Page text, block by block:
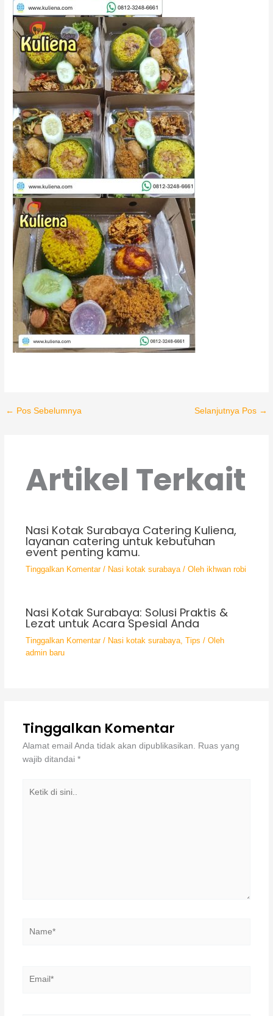
← Pos Sebelumnya Selanjutnya Pos →
Artikel Terkait
Nasi Kotak Surabaya Catering Kuliena,
layanan catering untuk kebutuhan
event penting kamu.
Tinggalkan Komentar / Nasi kotak surabaya/ Oleh ikhwan robi
Nasi Kotak Surabaya: Solusi Praktis &
Lezat untuk Acara Spesial Anda
Tinggalkan Komentar / Nasi kotak surabaya, Tips / Oleh
admin baru
Tinggalkan Komentar
Alamat email Anda tidak akan dipublikasikan. Ruas yang
wajib ditandai *